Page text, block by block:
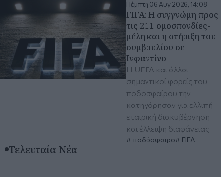
Πέμπτη 06 Αυγ 2026, 14:08
FIFA: Η συγγνώμη προς
τις 211 ομοσπονδίες-
μέλη και η στήριξη του
συμβουλίου σε
Ινφαντίνο
Η UEFA και άλλοι
σημαντικοί φορείς του
ποδοσφαίρου την
κατηγόρησαν για ελλιπή
εταιρική διακυβέρνηση
και έλλειψη διαφάνειας
ποδόσφαιρο FIFA
Τελευταία Νέα